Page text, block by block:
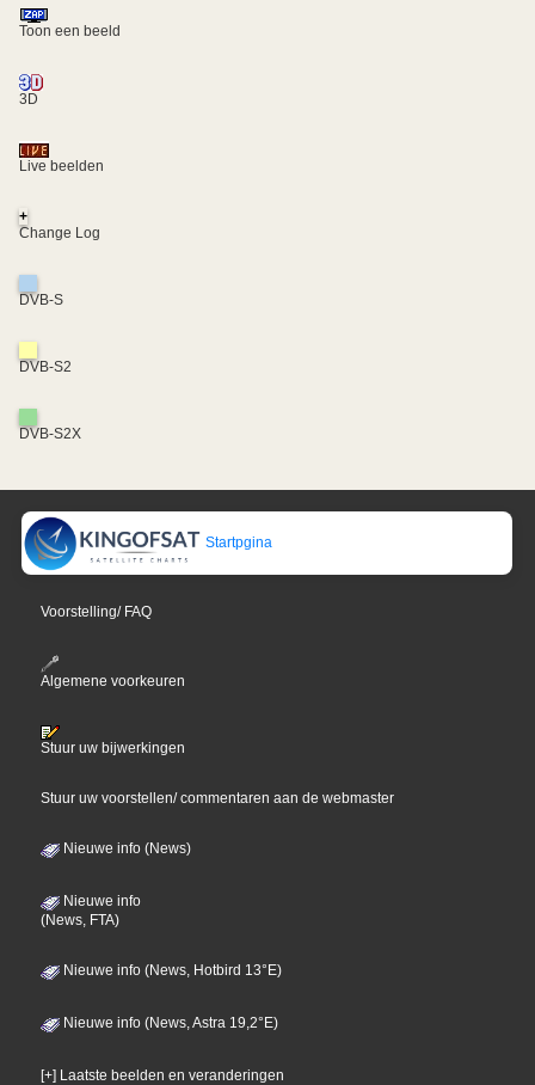
Toon een beeld
3D
Live beelden
+
Change Log
DVB-S
DVB-S2
DVB-S2X
Startpgina
Voorstelling/ FAQ
Algemene voorkeuren
Stuur uw bijwerkingen
Stuur uw voorstellen/ commentaren aan de webmaster
Nieuwe info (News)
Nieuwe info
(News, FTA)
Nieuwe info (News, Hotbird 13°E)
Nieuwe info (News, Astra 19,2°E)
[+] Laatste beelden en veranderingen